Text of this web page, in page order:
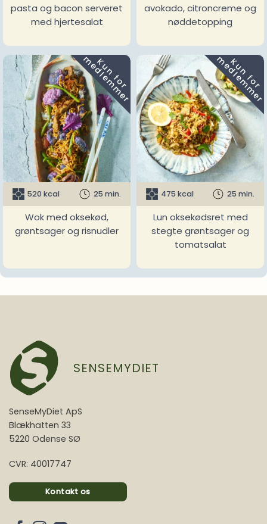
pasta og bacon serveret
med hjertesalat
avokado, citroncreme og
nøddetopping
K
u
n
f
o
r
m
e
d
l
e
m
m
e
r
520 kcal 25 min.
Wok med oksekød,
grøntsager og risnudler
K
u
n
f
o
r
m
e
d
l
e
m
m
e
r
475 kcal 25 min.
Lun oksekødsret med
stegte grøntsager og
tomatsalat
SENSEMYDIET
SenseMyDiet ApS
Blækhatten 33
5220 Odense SØ
CVR: 40017747
Kontakt os